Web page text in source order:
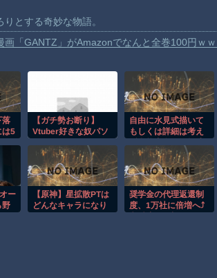
とする奇妙な物語。
画「GANTZ」がAmazonでなんと全巻100円ｗ
けマシと見るべきか。今はもう合葬墓ばかり
で不良外人が警察官を突き飛ばす。逮捕しろや
すまた、限界突破ｗｗｗｗｗｗ
のインフルエンサー、ライブ配信中に襲撃され
火を水平撃ちしようとして障害を負ったかもし
なに「はだしのゲンコラボ喫茶」をやらない理
落
は5
【ガチ勢お断り】
Vtuber好きな奴パソ
ピーカー何使って
る？コスパ良いの教
えてくれ
自由に水見式描いて
もしくは詳細は考え
して描いて
ー
野
【原神】星拡散PTは
どんなキャラになり
奨学金の代理返還制
度、1万社に倍増へ⤴️